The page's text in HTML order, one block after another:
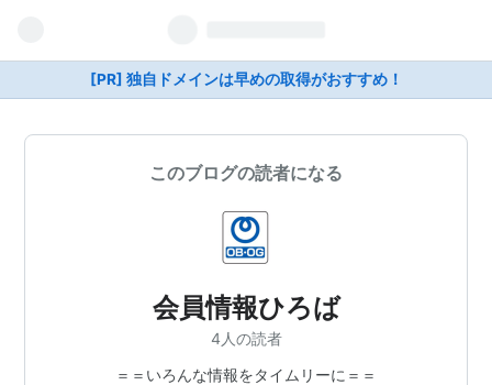
[PR] 独自ドメインは早めの取得がおすすめ！
このブログの読者になる
会員情報ひろば
4人の読者
＝＝いろんな情報をタイムリーに＝＝